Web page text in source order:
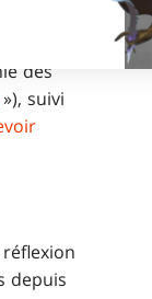
des
»), suivi
depuis